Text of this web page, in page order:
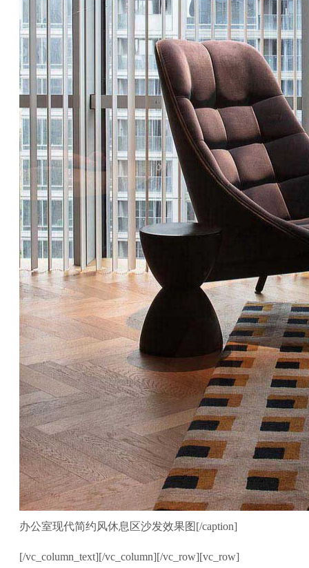
办公室现代简约风休息区沙发效果图[/caption]
[/vc_column_text][/vc_column][/vc_row][vc_row]